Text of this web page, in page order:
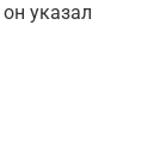
указал